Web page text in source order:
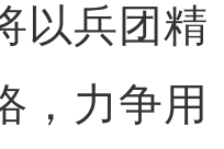
以兵团精
，力争用